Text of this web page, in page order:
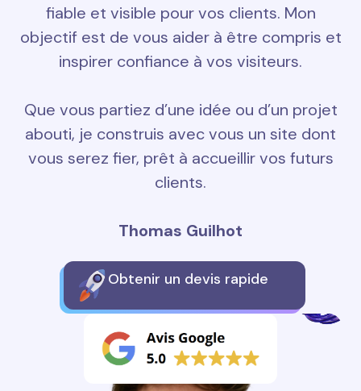
fiable et visible pour vos clients. Mon
objectif est de vous aider à être compris et
inspirer confiance à vos visiteurs.
Que vous partiez d’une idée ou d’un projet
abouti, je construis avec vous un site dont
vous serez fier, prêt à accueillir vos futurs
clients.
Thomas Guilhot
Obtenir un devis rapide